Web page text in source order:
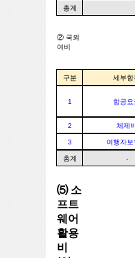
총계
② 국외
여비
구분 세부항
1 항공요
2 체제비
3 여행자보
총계 -
⑸ 소
프트
웨어
활용
비